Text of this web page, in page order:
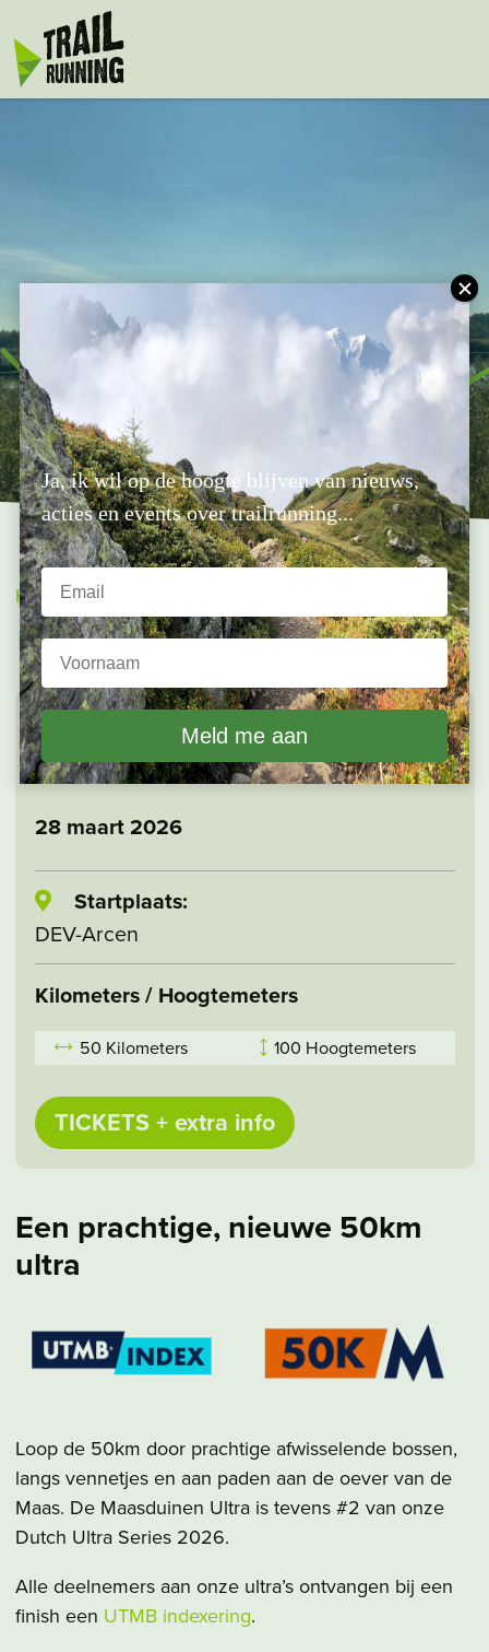
Maasduinen Ultra
Home»Events
MAASDUINEN ULTRA
Voorjaar
28 maart 2026
Startplaats:
DEV-Arcen
Kilometers / Hoogtemeters
50 Kilometers 100 Hoogtemeters
TICKETS + extra info
Een prachtige, nieuwe 50km
ultra
Loop de 50km door prachtige afwisselende bossen,
langs vennetjes en aan paden aan de oever van de
Maas. De Maasduinen Ultra is tevens #2 van onze
Dutch Ultra Series 2026.
Alle deelnemers aan onze ultra’s ontvangen bij een
finish een UTMB indexering.
Ja, ik wil op de hoogte blijven van nieuws,
acties en events over trailrunning...